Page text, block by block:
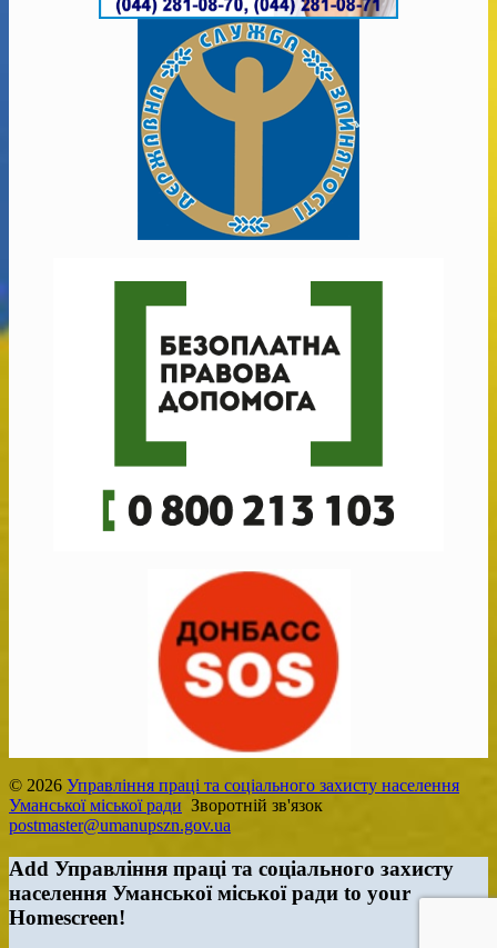
© 2026 Управління праці та соціального захисту населення
Уманської міської ради Зворотній зв'язок
postmaster@umanupszn.gov.ua
Add Управління праці та соціального захисту
населення Уманської міської ради to your
Homescreen!